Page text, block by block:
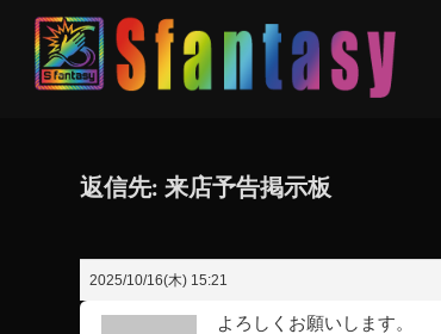
返信先: 来店予告掲示板
2025/10/16(木) 15:21
よろしくお願いします。